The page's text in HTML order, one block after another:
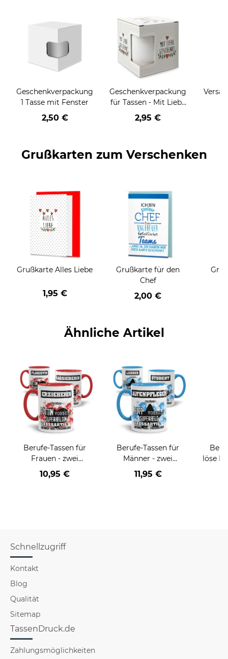
Geschenkverpackung
1 Tasse mit Fenster
2,50 €
Geschenkverpackung
für Tassen - Mit Liebe
geschenkt
2,95 €
Grußkarten zum Verschenken
Grußkarte Alles Liebe
1,95 €
Grußkarte für den
Chef
2,00 €
Ähnliche Artikel
Berufe-Tassen für
Frauen - zwei
Farbvarianten
10,95 €
Berufe-Tassen für
Männer - zwei
Farbvarianten
11,95 €
löse
Schnellzugriff
Kontakt
Blog
Qualität
Sitemap
TassenDruck.de
Zahlungsmöglichkeiten